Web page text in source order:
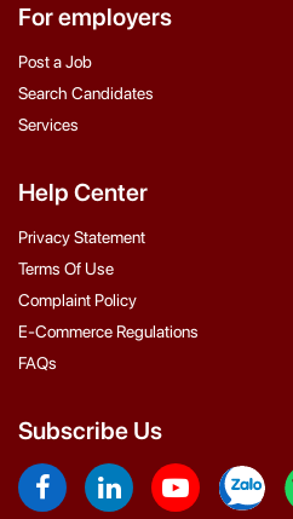
For employers
Post a Job
Search Candidates
Services
Help Center
Privacy Statement
Terms Of Use
Complaint Policy
E-Commerce Regulations
FAQs
Subscribe Us